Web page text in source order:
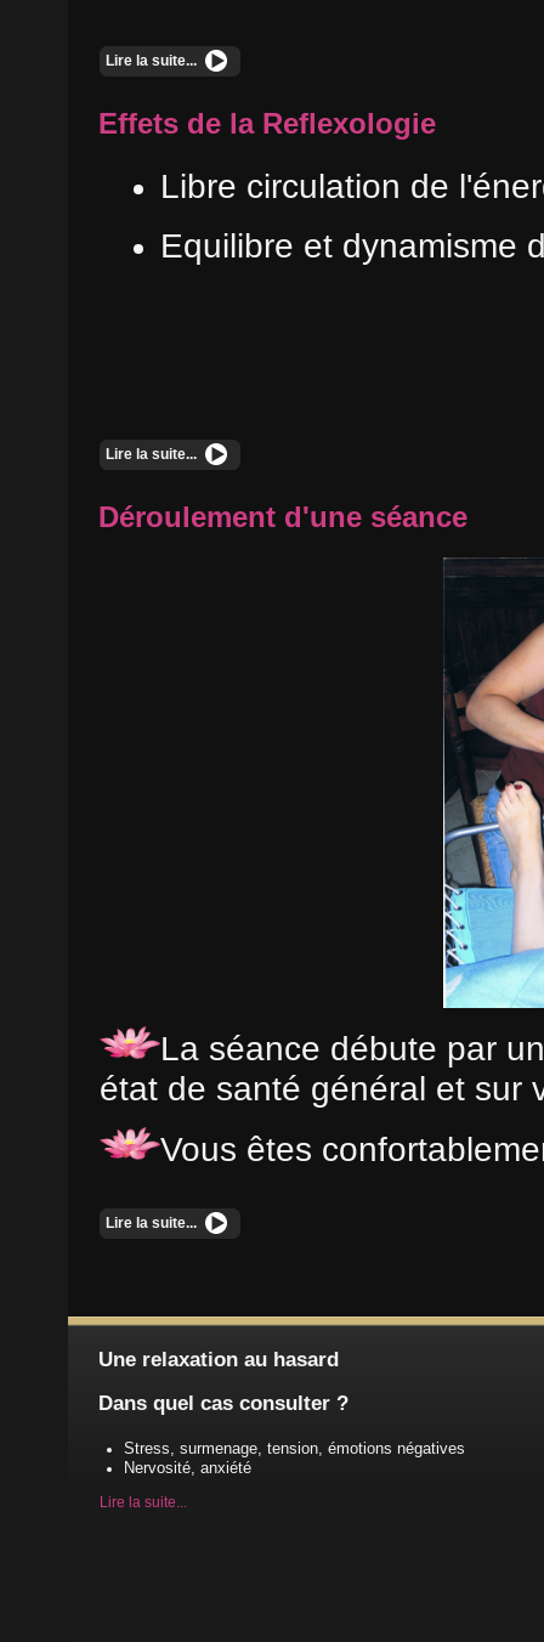
Lire la suite...
Effets de la Reflexologie
Libre circulation de
Equilibre et dynamisme
Lire la suite...
Déroulement d'une séance
La séance débute par
état de santé général et sur
Vous êtes
Lire la suite...
Une relaxation au hasard
Dans quel cas consulter ?
Stress, surmenage, tension, émotions négatives
Nervosité, anxiété
Lire la suite...